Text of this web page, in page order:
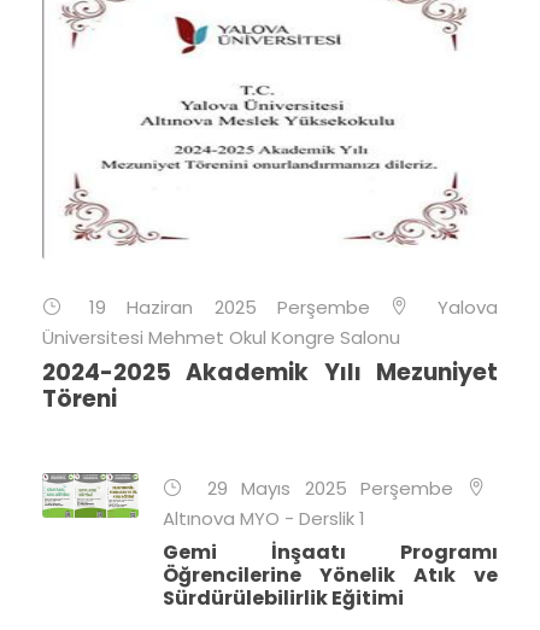
19 Haziran 2025 Perşembe
Yalova
Üniversitesi Mehmet Okul Kongre Salonu
2024-2025 Akademik Yılı Mezuniyet
Töreni
29 Mayıs 2025 Perşembe
Altınova MYO - Derslik 1
Gemi İnşaatı Programı
Öğrencilerine Yönelik Atık ve
Sürdürülebilirlik Eğitimi